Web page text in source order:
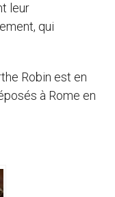
leur
qui
Robin est en
à Rome en